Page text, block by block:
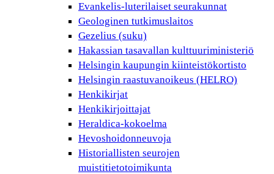
Evankelis-luterilaiset seurakunnat
Geologinen tutkimuslaitos
Gezelius (suku)
Hakassian tasavallan kulttuuriministeriö
Helsingin kaupungin kiinteistökortisto
Helsingin raastuvanoikeus (HELRO)
Henkikirjat
Henkikirjoittajat
Heraldica-kokoelma
Hevoshoidonneuvoja
Historiallisten seurojen
muistitietotoimikunta